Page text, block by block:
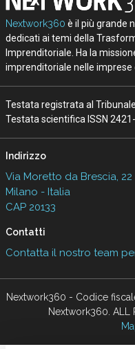
Nextwork360 è il più grande
dedicati ai temi della
Imprenditoriale. Ha la
imprenditoriale nelle
Testata registrata al
Testata scientifica ISSN
Indirizzo
Via Moretto da Brescia, 22
Milano - Italia
CAP 20133
Contatti
Contatta il nostro team
Nextwork360 - Codice
Nextwork360. ALL